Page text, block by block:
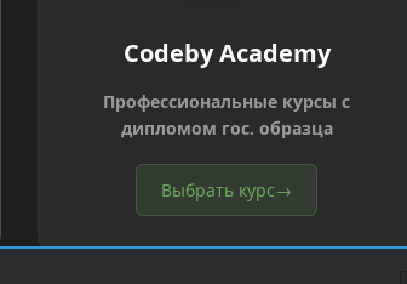
Codeby Academy
Профессиональные курсы с
дипломом гос. образца
Выбрать курс→